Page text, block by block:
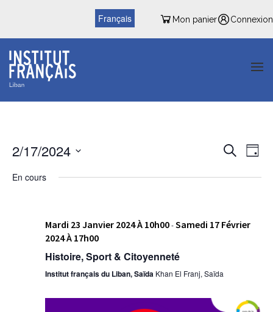
Mon panier Connexion
Français
et
vues
Recherche
Jour
2/17/2024
une
En cours
Mardi 23 Janvier 2024 À 10h00-Samedi 17 Février
2024 À 17h00
Histoire, Sport & Citoyenneté
Institut français du Liban, Saïda Khan El Franj, Saïda